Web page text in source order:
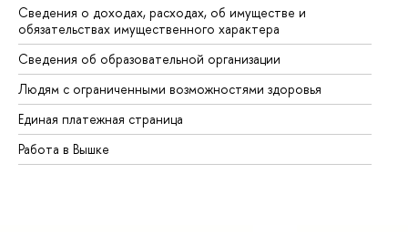
Сведения о доходах, расходах, об имуществе и
обязательствах имущественного характера
Сведения об образовательной организации
Людям с ограниченными возможностями здоровья
Единая платежная страница
Работа в Вышке